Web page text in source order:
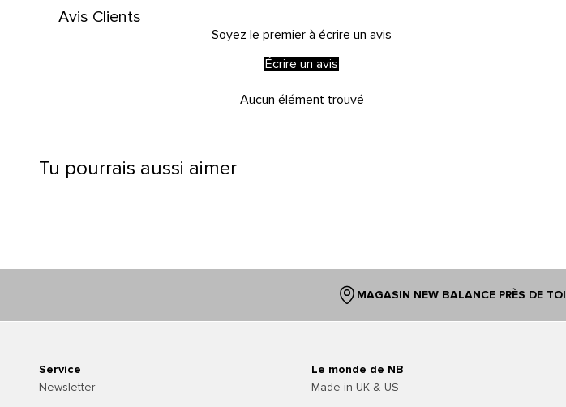
Avis Clients
Soyez le premier à écrire un avis
Écrire un avis
Aucun élément trouvé
Tu pourrais aussi aimer
MAGASIN NEW BALANCE PRÈS DE TOI
Service
Newsletter
Le monde de NB
Made in UK & US